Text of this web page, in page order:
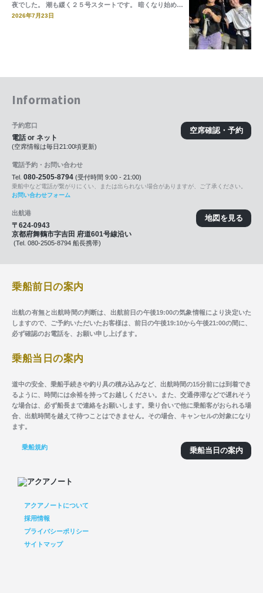
夜でした。 潮も緩く２５号スタートです。 暗くなり始め…
2026年7月23日
Information
空席確認・予約
予約窓口
電話 or ネット
(空席情報は毎日21:00頃更新)
電話予約・お問い合わせ
Tel. 080-2505-8794 (受付時間 9:00 - 21:00)
乗船中など電話が繋がりにくい、または出られない場合がありますが、ご了承ください。
お問い合わせフォーム
地図を見る
出航港
〒624-0943
京都府舞鶴市字吉田 府道601号線沿い
(Tel. 080-2505-8794 船長携帯)
乗船前日の案内
出航の有無と出航時間の判断は、出航前日の午後19:00の気象情報により決定いた
しますので、ご予約いただいたお客様は、前日の午後19:10から午後21:00の間に、
必ず確認のお電話を、お願い申し上げます。
乗船当日の案内
道中の安全、乗船手続きや釣り具の積み込みなど、出航時間の15分前には到着でき
るように、時間には余裕を持ってお越しください。また、交通停滞などで遅れそう
な場合は、必ず船長まで連絡をお願いします。乗り合いで他に乗船客がおられる場
合、出航時間を越えて待つことはできません。その場合、キャンセルの対象になり
ます。
乗船当日の案内
乗船規約
アクアノートについて
採用情報
プライバシーポリシー
サイトマップ